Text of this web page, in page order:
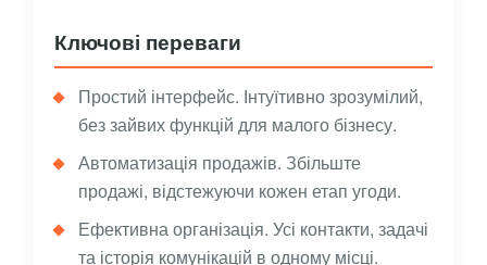
Ключові переваги
Простий інтерфейс. Інтуїтивно зрозумілий,
без зайвих функцій для малого бізнесу.
Автоматизація продажів. Збільште
продажі, відстежуючи кожен етап угоди.
Ефективна організація. Усі контакти, задачі
та історія комунікацій в одному місці.